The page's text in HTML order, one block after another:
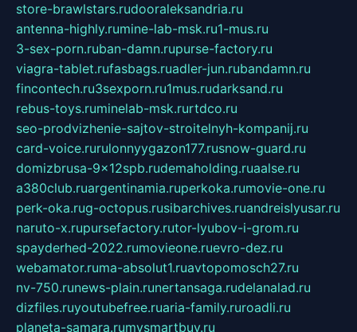
store-brawlstars.rudooraleksandria.ru
antenna-highly.rumine-lab-msk.ru1-mus.ru
3-sex-porn.ruban-damn.rupurse-factory.ru
viagra-tablet.rufasbags.ruadler-jun.rubandamn.ru
fincontech.ru3sexporn.ru1mus.rudarksand.ru
rebus-toys.ruminelab-msk.rurtdco.ru
seo-prodvizhenie-sajtov-stroitelnyh-kompanij.ru
card-voice.rurulonnyygazon177.rusnow-guard.ru
domizbrusa-9x12spb.rudemaholding.ruaalse.ru
a380club.ruargentinamia.ruperkoka.rumovie-one.ru
perk-oka.rug-octopus.rusibarchives.ruandreislyusar.ru
naruto-x.rupursefactory.rutor-lyubov-i-grom.ru
spayderhed-2022.rumovieone.ruevro-dez.ru
webamator.ruma-absolut1.ruavtopomosch27.ru
nv-750.runews-plain.runertansaga.rudelanalad.ru
dizfiles.ruyoutubefree.ruaria-family.ruroadli.ru
planeta-samara.rumysmartbuy.ru